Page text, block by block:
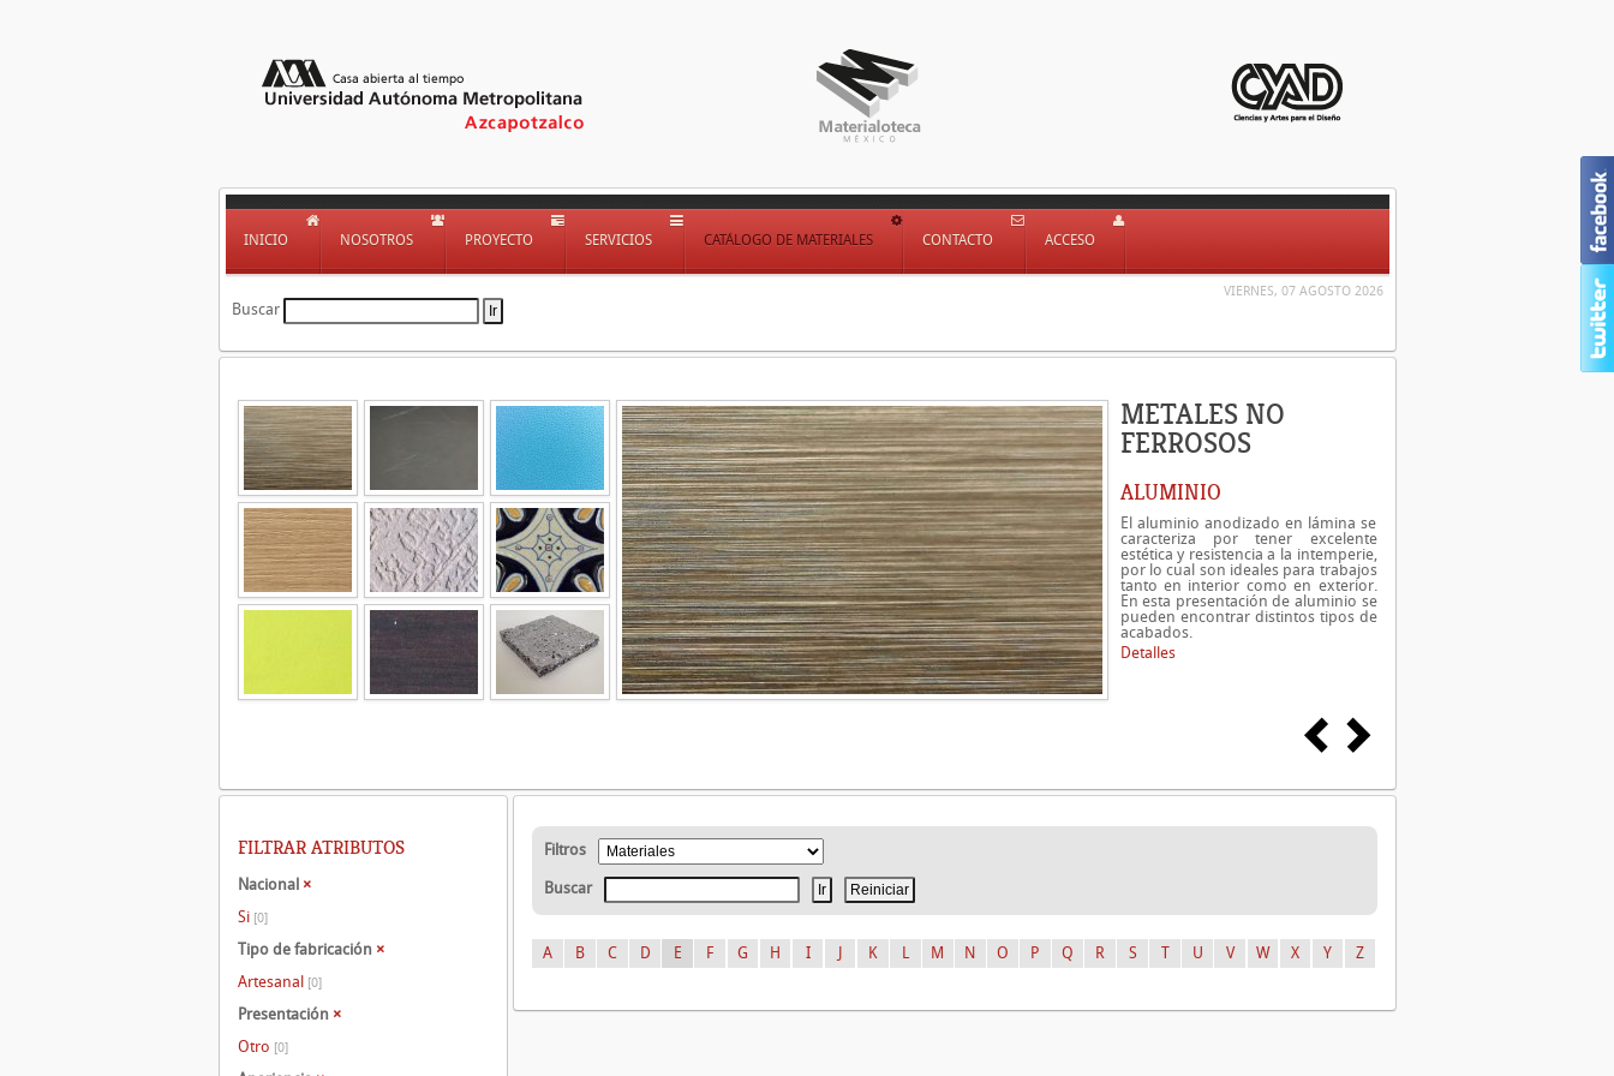
INICIO NOSOTROS PROYECTO SERVICIOS CATÁLOGO DE MATERIALES CONTACTO ACCESO
VIERNES, 07 AGOSTO 2026
Buscar
METALES NO
FERROSOS
ALUMINIO
El aluminio anodizado en lámina se
caracteriza por tener excelente
estética y resistencia a la intemperie,
por lo cual son ideales para trabajos
tanto en interior como en exterior.
En esta presentación de aluminio se
pueden encontrar distintos tipos de
acabados.
Detalles
Filtros
Buscar
A B C D E F G H I K L M N O P Q R S T U V W X Y Z
FILTRAR ATRIBUTOS
Nacional ×
Si [0]
Tipo de fabricación ×
Artesanal [0]
Presentación ×
Otro [0]